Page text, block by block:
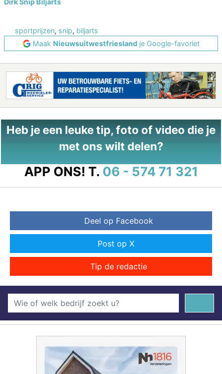
Dirk Snip Biljarts
sportprijzen, snip, biljarts
Maak Nieuwsuitwestfrieslandje Google-favoriet
Heb je een leuke tip, foto of video die je
met ons wilt delen?
APP ONS! T. 06 - 574 71 321
Deel op Facebook
Post op X
Tip de redactie